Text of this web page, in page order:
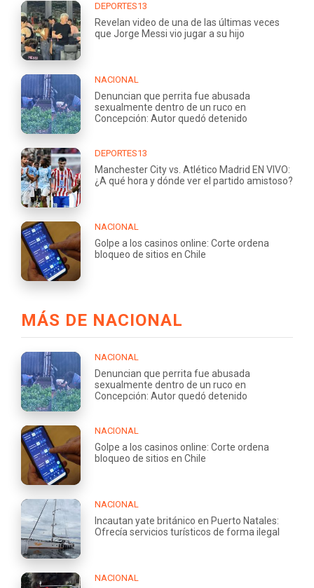
DEPORTES13
Revelan video de una de las últimas veces
que Jorge Messi vio jugar a su hijo
NACIONAL
Denuncian que perrita fue abusada
sexualmente dentro de un ruco en
Concepción: Autor quedó detenido
DEPORTES13
Manchester City vs. Atlético Madrid EN VIVO:
¿A qué hora y dónde ver el partido amistoso?
NACIONAL
Golpe a los casinos online: Corte ordena
bloqueo de sitios en Chile
MÁS DE NACIONAL
NACIONAL
Denuncian que perrita fue abusada
sexualmente dentro de un ruco en
Concepción: Autor quedó detenido
NACIONAL
Golpe a los casinos online: Corte ordena
bloqueo de sitios en Chile
NACIONAL
Incautan yate británico en Puerto Natales:
Ofrecía servicios turísticos de forma ilegal
NACIONAL